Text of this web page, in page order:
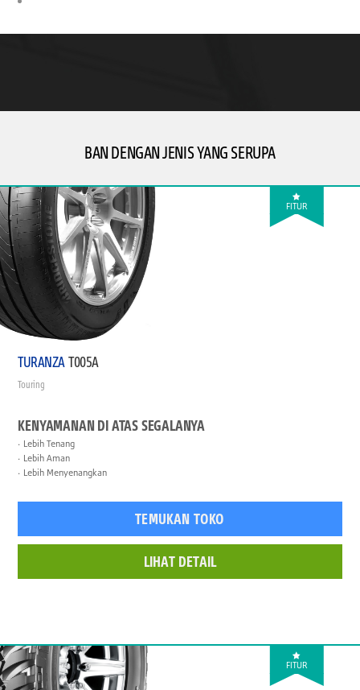
BAN DENGAN JENIS YANG SERUPA
FITUR
TURANZAT005A
Touring
KENYAMANAN DI ATAS SEGALANYA
Lebih Tenang
Lebih Aman
Lebih Menyenangkan
TEMUKAN TOKO
LIHAT DETAIL
FITUR